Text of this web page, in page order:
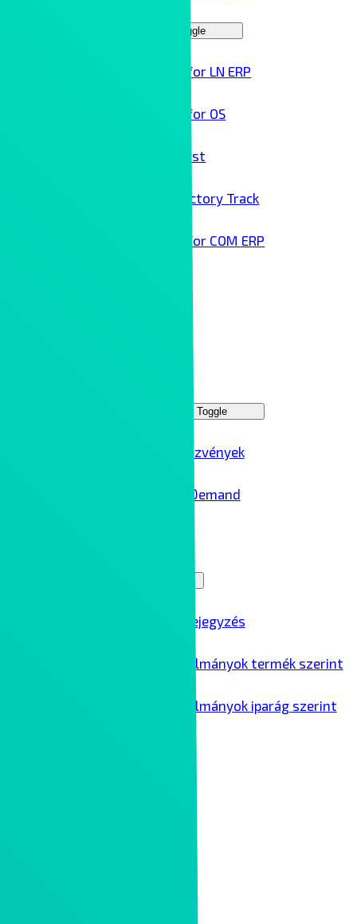
Menu Toggle
Infor LN ERP
Infor OS
Birst
Factory Track
Infor COM ERP
Menu Toggle
Ipar 4.0 rendezvények
Ipar 4.0 – On Demand
Összes blogbejegyzés
Ipari esettanulmányok termék szerint
Ipari esettanulmányok iparág szerint